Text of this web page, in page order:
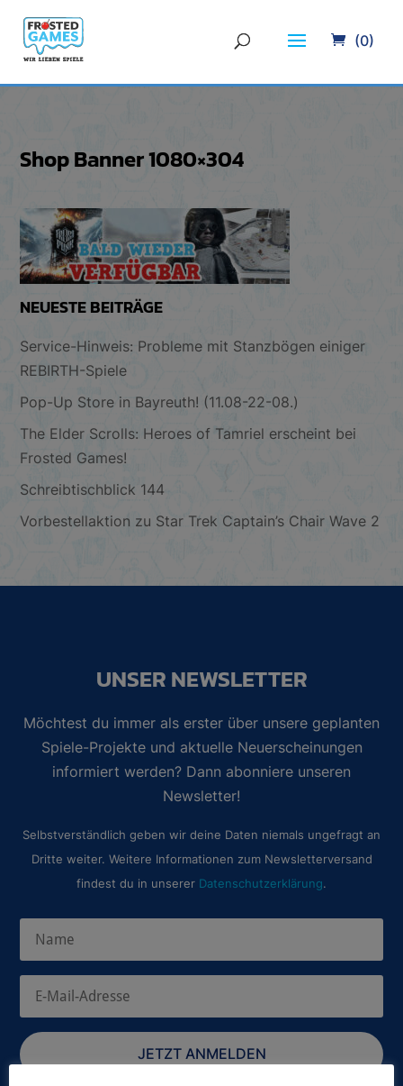
(0)
Shop Banner 1080×304
NEUESTE BEITRÄGE
Service-Hinweis: Probleme mit Stanzbögen einiger
REBIRTH-Spiele
Pop-Up Store in Bayreuth! (11.08-22-08.)
The Elder Scrolls: Heroes of Tamriel erscheint bei
Frosted Games!
Schreibtischblick 144
Vorbestellaktion zu Star Trek Captain’s Chair Wave 2
UNSER NEWSLETTER
Möchtest du immer als erster über unsere geplanten
Spiele-Projekte und aktuelle Neuerscheinungen
informiert werden? Dann abonniere unseren
Newsletter!
Selbstverständlich geben wir deine Daten niemals ungefragt an
Dritte weiter. Weitere Informationen zum Newsletterversand
findest du in unserer Datenschutzerklärung.
JETZT ANMELDEN